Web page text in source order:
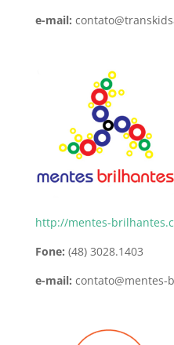
e-mail:
http://mentes-
Fone: (48) 3028.1403
e-mail: contato@mentes-